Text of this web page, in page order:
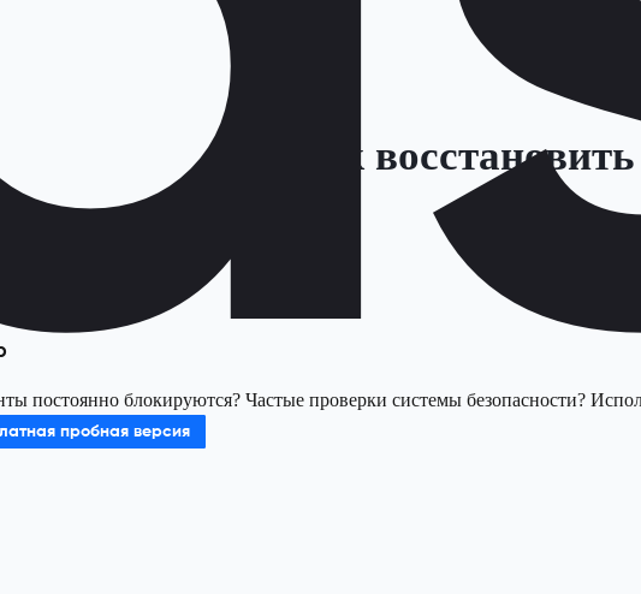
Как
постоянно блокируются? Частые проверки системы безопасности?
пробная версия